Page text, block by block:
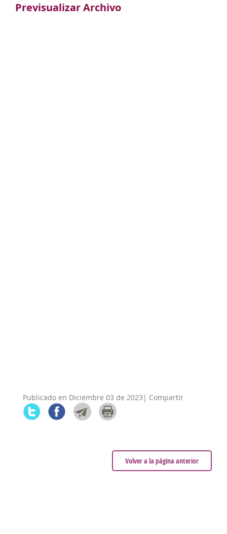
Previsualizar Archivo
Publicado en Diciembre 03 de 2023| Compartir
Volver a la página anterior